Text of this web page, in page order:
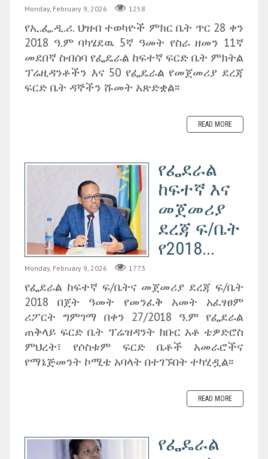
Monday, February 9, 2026 1258
የኢ.ፌ.ዲ.ሪ. ህዝብ ተወካዮች ምክር ቤት ጥር 28 ቀን
2018 ዓ.ም ባካሄደዉ 5ኛ ዓመት የስራ ዘመን 11ኛ
መደበኛ ስብሰባ የፌዴራል ከፍተኛ ፍርድ ቤት ምክትል
ፕሬዚዳንቶችን እና 50 የፌዴራል የመጀመሪያ ደረጃ
ፍርድ ቤት ዳኞችን ሹመት አጽድቋል፡፡
READ MORE
የፌደራል
ከፍተኛ እና
መጀመሪያ
ደረጃ ፍ/ቤት
የ2018...
Monday, February 9, 2026 1773
የፌደራል ከፍተኛ ፍ/ቤትና መጀመሪያ ደረጃ ፍ/ቤት
2018 በጀት ዓመት የመንፈቅ አመት አፈፃፀም
ሪፖርት ግምገማ በቀን 27/2018 ዓ.ም የፌደራል
ጠቅላይ ፍርድ ቤት ፕሬዝዳንት ክቡር አቶ ቴዎድሮስ
ምህረት፣ የሶስቱም ፍርድ ቤቶች አመራሮችና
የማኔጅመንት ኮሚቴ አባላት በተገኙበት ተካሂዷል፡፡
READ MORE
የፌዴራል